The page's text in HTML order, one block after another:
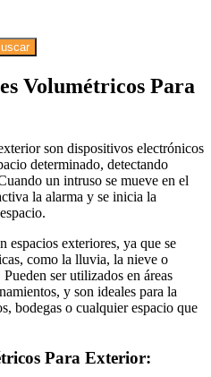
Volumétricos Para
son dispositivos electrónicos
determinado, detectando
un intruso se mueve en el
la alarma y se inicia la
espacios exteriores, ya que se
como la lluvia, la nieve o
ser utilizados en áreas
y son ideales para la
bodegas o cualquier espacio que
Para Exterior: